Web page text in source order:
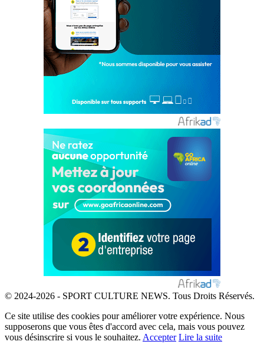
© 2024-2026 - SPORT CULTURE NEWS. Tous Droits Réservés.
Ce site utilise des cookies pour améliorer votre expérience. Nous
supposerons que vous êtes d'accord avec cela, mais vous pouvez
vous désinscrire si vous le souhaitez. Accepter Lire la suite